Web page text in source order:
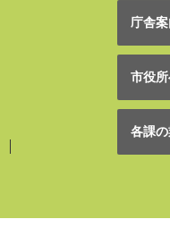
庁舎
市役
各課